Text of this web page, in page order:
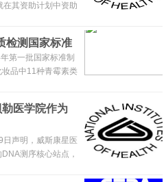
其资助计划中资助
检测国家标准
第一批国家标准制
品中11种青霉素类
主要为高效液相色
医学院作为
声明，威斯康星医
测序核心站点，